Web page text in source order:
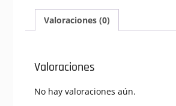
pares
cantidadValoraciones (0)
Valoraciones
No hay valoraciones aún.